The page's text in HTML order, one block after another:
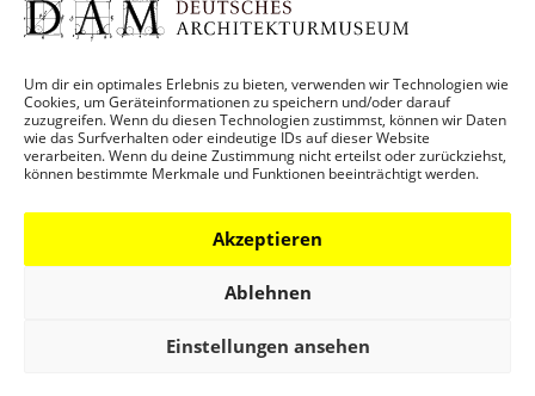
Um dir ein optimales Erlebnis zu bieten, verwenden wir Technologien wie
Cookies, um Geräteinformationen zu speichern und/oder darauf
zuzugreifen. Wenn du diesen Technologien zustimmst, können wir Daten
wie das Surfverhalten oder eindeutige IDs auf dieser Website
verarbeiten. Wenn du deine Zustimmung nicht erteilst oder zurückziehst,
können bestimmte Merkmale und Funktionen beeinträchtigt werden.
Akzeptieren
Ablehnen
Einstellungen ansehen
LIEBLING, ICH HABE DEN RÖMER
GESCHRUMPFT — WIE EIN
KLEMMBAUSTEIN-MODELL IM
MICROSCALE-FORMAT ENTSTEHT
byanna|September 26, 2025
Modell: frankfurtersteine.de; Foto: Moritz Bernoully
Liebling, ich habe den Römer geschrumpft — Wie ein
Klemmbaustein-Modell im Microscale-Format
entsteht 15. Januar 2026, 19 Uhr DAM Auditorium
(„Zebras im Schnee“ –...